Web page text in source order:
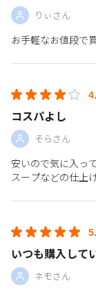
りぃさん
お手軽なお値段で
コスパよし
そらさん
安いので気に入っ
スープなどの仕上
いつも購入して
ネモさん